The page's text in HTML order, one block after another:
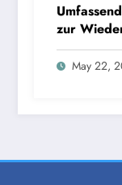
zur
Ihrer
May 22,